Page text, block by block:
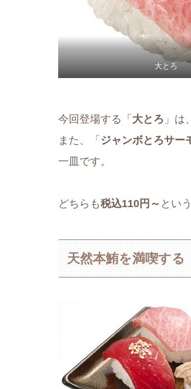
大とろ
今回登場する「 大とろ 」は
また、「 ジャンボとろサー
一皿です。
どちらも税込110円～ とい
天然本鮪を満喫する